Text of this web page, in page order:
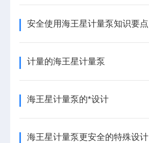
安全使用海王星计量泵知识要点
计量的海王星计量泵
海王星计量泵的*设计
海王星计量泵更安全的特殊设计